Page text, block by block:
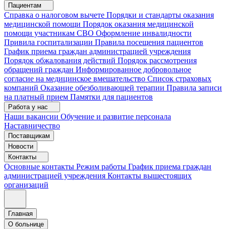
Пациентам
Справка о налоговом вычете Порядки и стандарты оказания
медицинской помощи Порядок оказания медицинской
помощи участникам СВО Оформление инвалидности
Привила госпитализации Правила посещения пациентов
График приема граждан администрацией учреждения
Порядок обжалования действий Порядок рассмотрения
обращений граждан Информированное добровольное
согласие на медицинское вмешательство Список страховых
компаний Оказание обезболивающей терапии Правила записи
на платный прием Памятки для пациентов
Работа у нас
Наши вакансии Обучение и развитие персонала
Наставничество
Поставщикам
Новости
Контакты
Основные контакты Режим работы График приема граждан
администрацией учреждения Контакты вышестоящих
организаций
Главная
О больнице